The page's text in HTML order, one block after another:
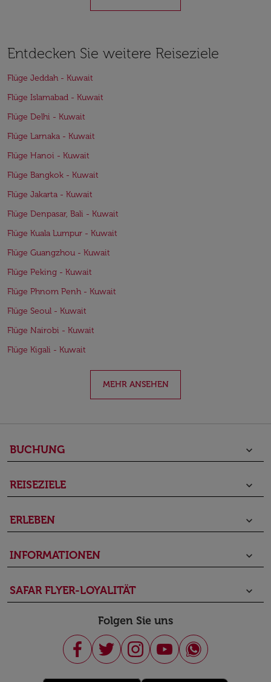
Entdecken Sie weitere Reiseziele
Flüge Jeddah - Kuwait
Flüge Islamabad - Kuwait
Flüge Delhi - Kuwait
Flüge Larnaka - Kuwait
Flüge Hanoi - Kuwait
Flüge Bangkok - Kuwait
Flüge Jakarta - Kuwait
Flüge Denpasar, Bali - Kuwait
Flüge Kuala Lumpur - Kuwait
Flüge Guangzhou - Kuwait
Flüge Peking - Kuwait
Flüge Phnom Penh - Kuwait
Flüge Seoul - Kuwait
Flüge Nairobi - Kuwait
Flüge Kigali - Kuwait
MEHR ANSEHEN
BUCHUNG keyboard_arrow_down
REISEZIELE keyboard_arrow_down
ERLEBEN keyboard_arrow_down
INFORMATIONEN keyboard_arrow_down
SAFAR FLYER-LOYALITÄT keyboard_arrow_down
Folgen Sie uns